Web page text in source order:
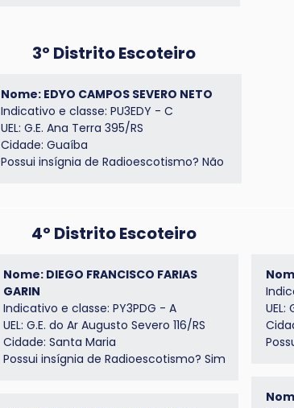
3º Distrito Escoteiro
Nome: EDYO CAMPOS SEVERO NETO
Indicativo e classe: PU3EDY - C
UEL: G.E. Ana Terra 395/RS
Cidade: Guaíba
Possui insígnia de Radioescotismo? Não
4º Distrito Escoteiro
Nome: DIEGO FRANCISCO FARIAS
GARIN
Indicativo e classe: PY3PDG - A
UEL: G.E. do Ar Augusto Severo 116/RS
Cidade: Santa Maria
Possui insígnia de Radioescotismo? Sim
UEL: